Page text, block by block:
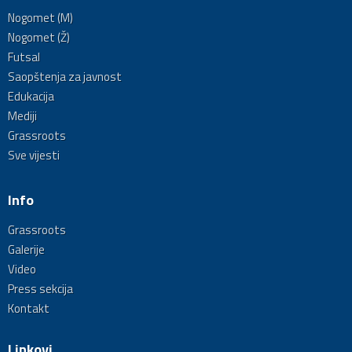
Nogomet (M)
Nogomet (Ž)
Futsal
Saopštenja za javnost
Edukacija
Mediji
Grassroots
Sve vijesti
Info
Grassroots
Galerije
Video
Press sekcija
Kontakt